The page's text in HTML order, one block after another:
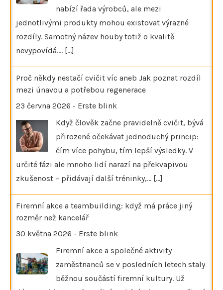
nabízí řada výrobců, ale mezi
jednotlivými produkty mohou existovat výrazné
rozdíly. Samotný název houby totiž o kvalitě
nevypovídá.… [...]
Proč někdy nestačí cvičit víc aneb Jak poznat rozdíl
mezi únavou a potřebou regenerace
23 června 2026 - Erste blink
Když člověk začne pravidelně cvičit, bývá
přirozené očekávat jednoduchý princip:
čím více pohybu, tím lepší výsledky. V
určité fázi ale mnoho lidí narazí na překvapivou
zkušenost – přidávají další tréninky,… [...]
Firemní akce a teambuilding: když má práce jiný
rozměr než kancelář
30 května 2026 - Erste blink
Firemní akce a společné aktivity
zaměstnanců se v posledních letech staly
běžnou součástí firemní kultury. Už